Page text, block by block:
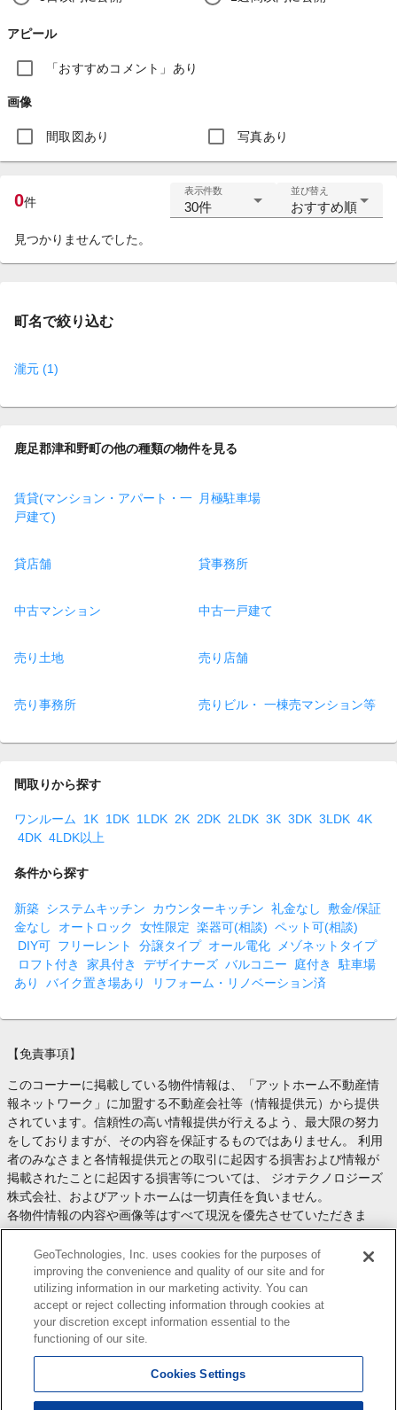
アピール
「おすすめコメント」あり
画像
間取図あり 写真あり
0件
表示件数
30件
並び替え
おすすめ順
見つかりませんでした。
町名で絞り込む
瀧元 (1)
鹿足郡津和野町の他の種類の物件を見る
賃貸(マンション・アパート・一
戸建て)
月極駐車場
貸店舗 貸事務所
中古マンション 中古一戸建て
売り土地 売り店舗
売り事務所 売りビル・ 一棟売マンション等
間取りから探す
ワンルーム 1K 1DK 1LDK 2K 2DK 2LDK 3K 3DK 3LDK 4K
4DK 4LDK以上
条件から探す
新築 システムキッチン カウンターキッチン 礼金なし
敷金/保証
金なし
オートロック 女性限定 楽器可(相談) ペット可(相談)
DIY可 フリーレント 分譲タイプ オール電化
メゾネットタイプ
ロフト付き
家具付き デザイナーズ バルコニー 庭付き
駐車場
あり
バイク置き場あり リフォーム・リノベーション済
【免責事項】
このコーナーに掲載している物件情報は、「アットホーム不動産情
報ネットワーク」に加盟する不動産会社等（情報提供元）から提供
されています。信頼性の高い情報提供が行えるよう、最大限の努力
をしておりますが、その内容を保証するものではありません。 利用
者のみなさまと各情報提供元との取引に起因する損害および情報が
掲載されたことに起因する損害等については、 ジオテクノロジーズ
株式会社、およびアットホームは一切責任を負いません。
各物件情報の内容や画像等はすべて現況を優先させていただきま
す。
お取引等（お取引の準備、資金調達等を含みます）の際には、内容
や契約条件等について、 各情報提供元より十分な説明を受け、ご自
身でご確認の上、判断してください。
このコーナーへの物件情報のご掲載、その他不動産業務ソリューシ
ョン等についての不動産会社様のお問合せはこちら
します。
GeoTechnologies, Inc. uses cookies for the purposes of
improving the convenience and quality of our site and for
utilizing information in our marketing activity. You can
accept or reject collecting information through cookies at
your discretion except information essential to the
functioning of our site.
Cookies Settings